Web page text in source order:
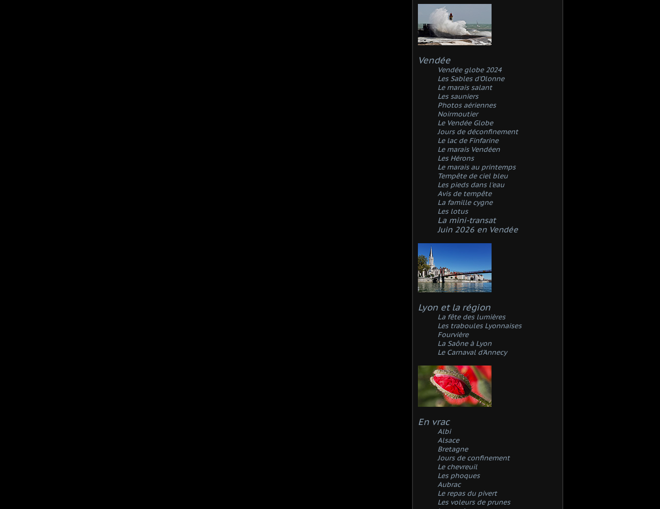
Vendée
Vendée globe 2024
Les Sables d'Olonne
Le marais salant
Les sauniers
Photos aériennes
Noirmoutier
Le Vendée Globe
Jours de déconfinement
Le lac de Finfarine
Le marais Vendéen
Les Hérons
Le marais au printemps
Tempête de ciel bleu
Les pieds dans l'eau
Avis de tempête
La famille cygne
Les lotus
La mini-transat
Juin 2026 en Vendée
Lyon et la région
La fête des lumières
Les traboules Lyonnaises
Fourvière
La Saône à Lyon
Le Carnaval d'Annecy
En vrac
Albi
Alsace
Bretagne
Jours de confinement
Le chevreuil
Les phoques
Aubrac
Le repas du pivert
Les voleurs de prunes